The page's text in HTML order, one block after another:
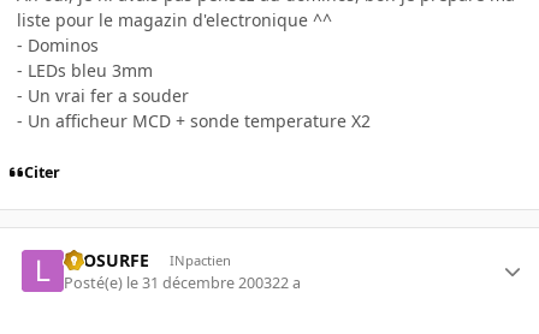
liste pour le magazin d'electronique ^^
- Dominos
- LEDs bleu 3mm
- Un vrai fer a souder
- Un afficheur MCD + sonde temperature X2
Citer
LEOSURFE INpactien
Posté(e) le 31 décembre 200322 a